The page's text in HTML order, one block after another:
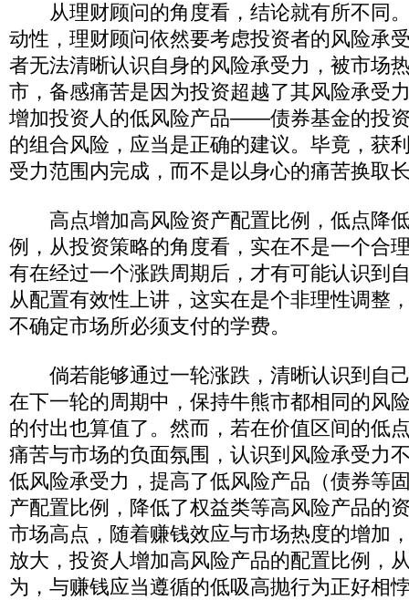
从理财顾问的角度看，结论就有所不同
动性，理财顾问依然要考虑投资者的风险承
者无法清晰认识自身的风险承受力，被市场
市，备感痛苦是因为投资超越了其风险承受
增加投资人的低风险产品――债券基金的投
的组合风险，应当是正确的建议。毕竟，获
受力范围内完成，而不是以身心的痛苦换取
高点增加高风险资产配置比例，低点降
例，从投资策略的角度看，实在不是一个合
有在经过一个涨跌周期后，才有可能认识到
从配置有效性上讲，这实在是个非理性调整
不确定市场所必须支付的学费。
倘若能够通过一轮涨跌，清晰认识到自
在下一轮的周期中，保持牛熊市都相同的风
的付出也算值了。然而，若在价值区间的低
痛苦与市场的负面氛围，认识到风险承受力
低风险承受力，提高了低风险产品（债券等
产配置比例，降低了权益类等高风险产品的
市场高点，随着赚钱效应与市场热度的增加
放大，投资人增加高风险产品的配置比例，
为，与赚钱应当遵循的低吸高抛行为正好相